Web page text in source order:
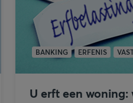
BANKING ERFENIS
U erft een woning: